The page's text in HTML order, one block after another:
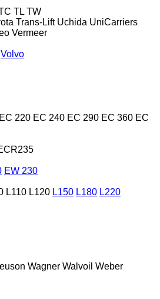
TL TW
Trans-Lift Uchida UniCarriers
Vermeer
Volvo
EC 220 EC 240 EC 290 EC 360 EC
EW 230
L110 L120 L150 L180 L220
Wagner Walvoil Weber